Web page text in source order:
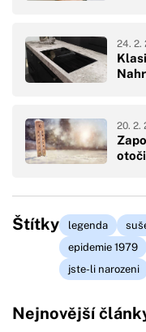
24. 2.
20. 2.
Štítky legenda
epidemie 1979
jste-li narozeni
Nejnovější